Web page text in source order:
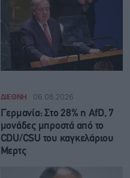
ΔΙΕΘΝΗ 06.08.2026
Γερμανία: Στο 28% η AfD, 7
μονάδες μπροστά από το
CDU/CSU του καγκελάριου
Μερτς